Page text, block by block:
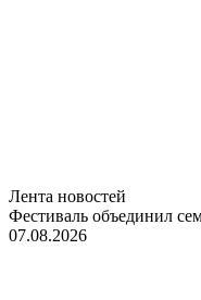
Лента новостей
Фестиваль объединил
07.08.2026